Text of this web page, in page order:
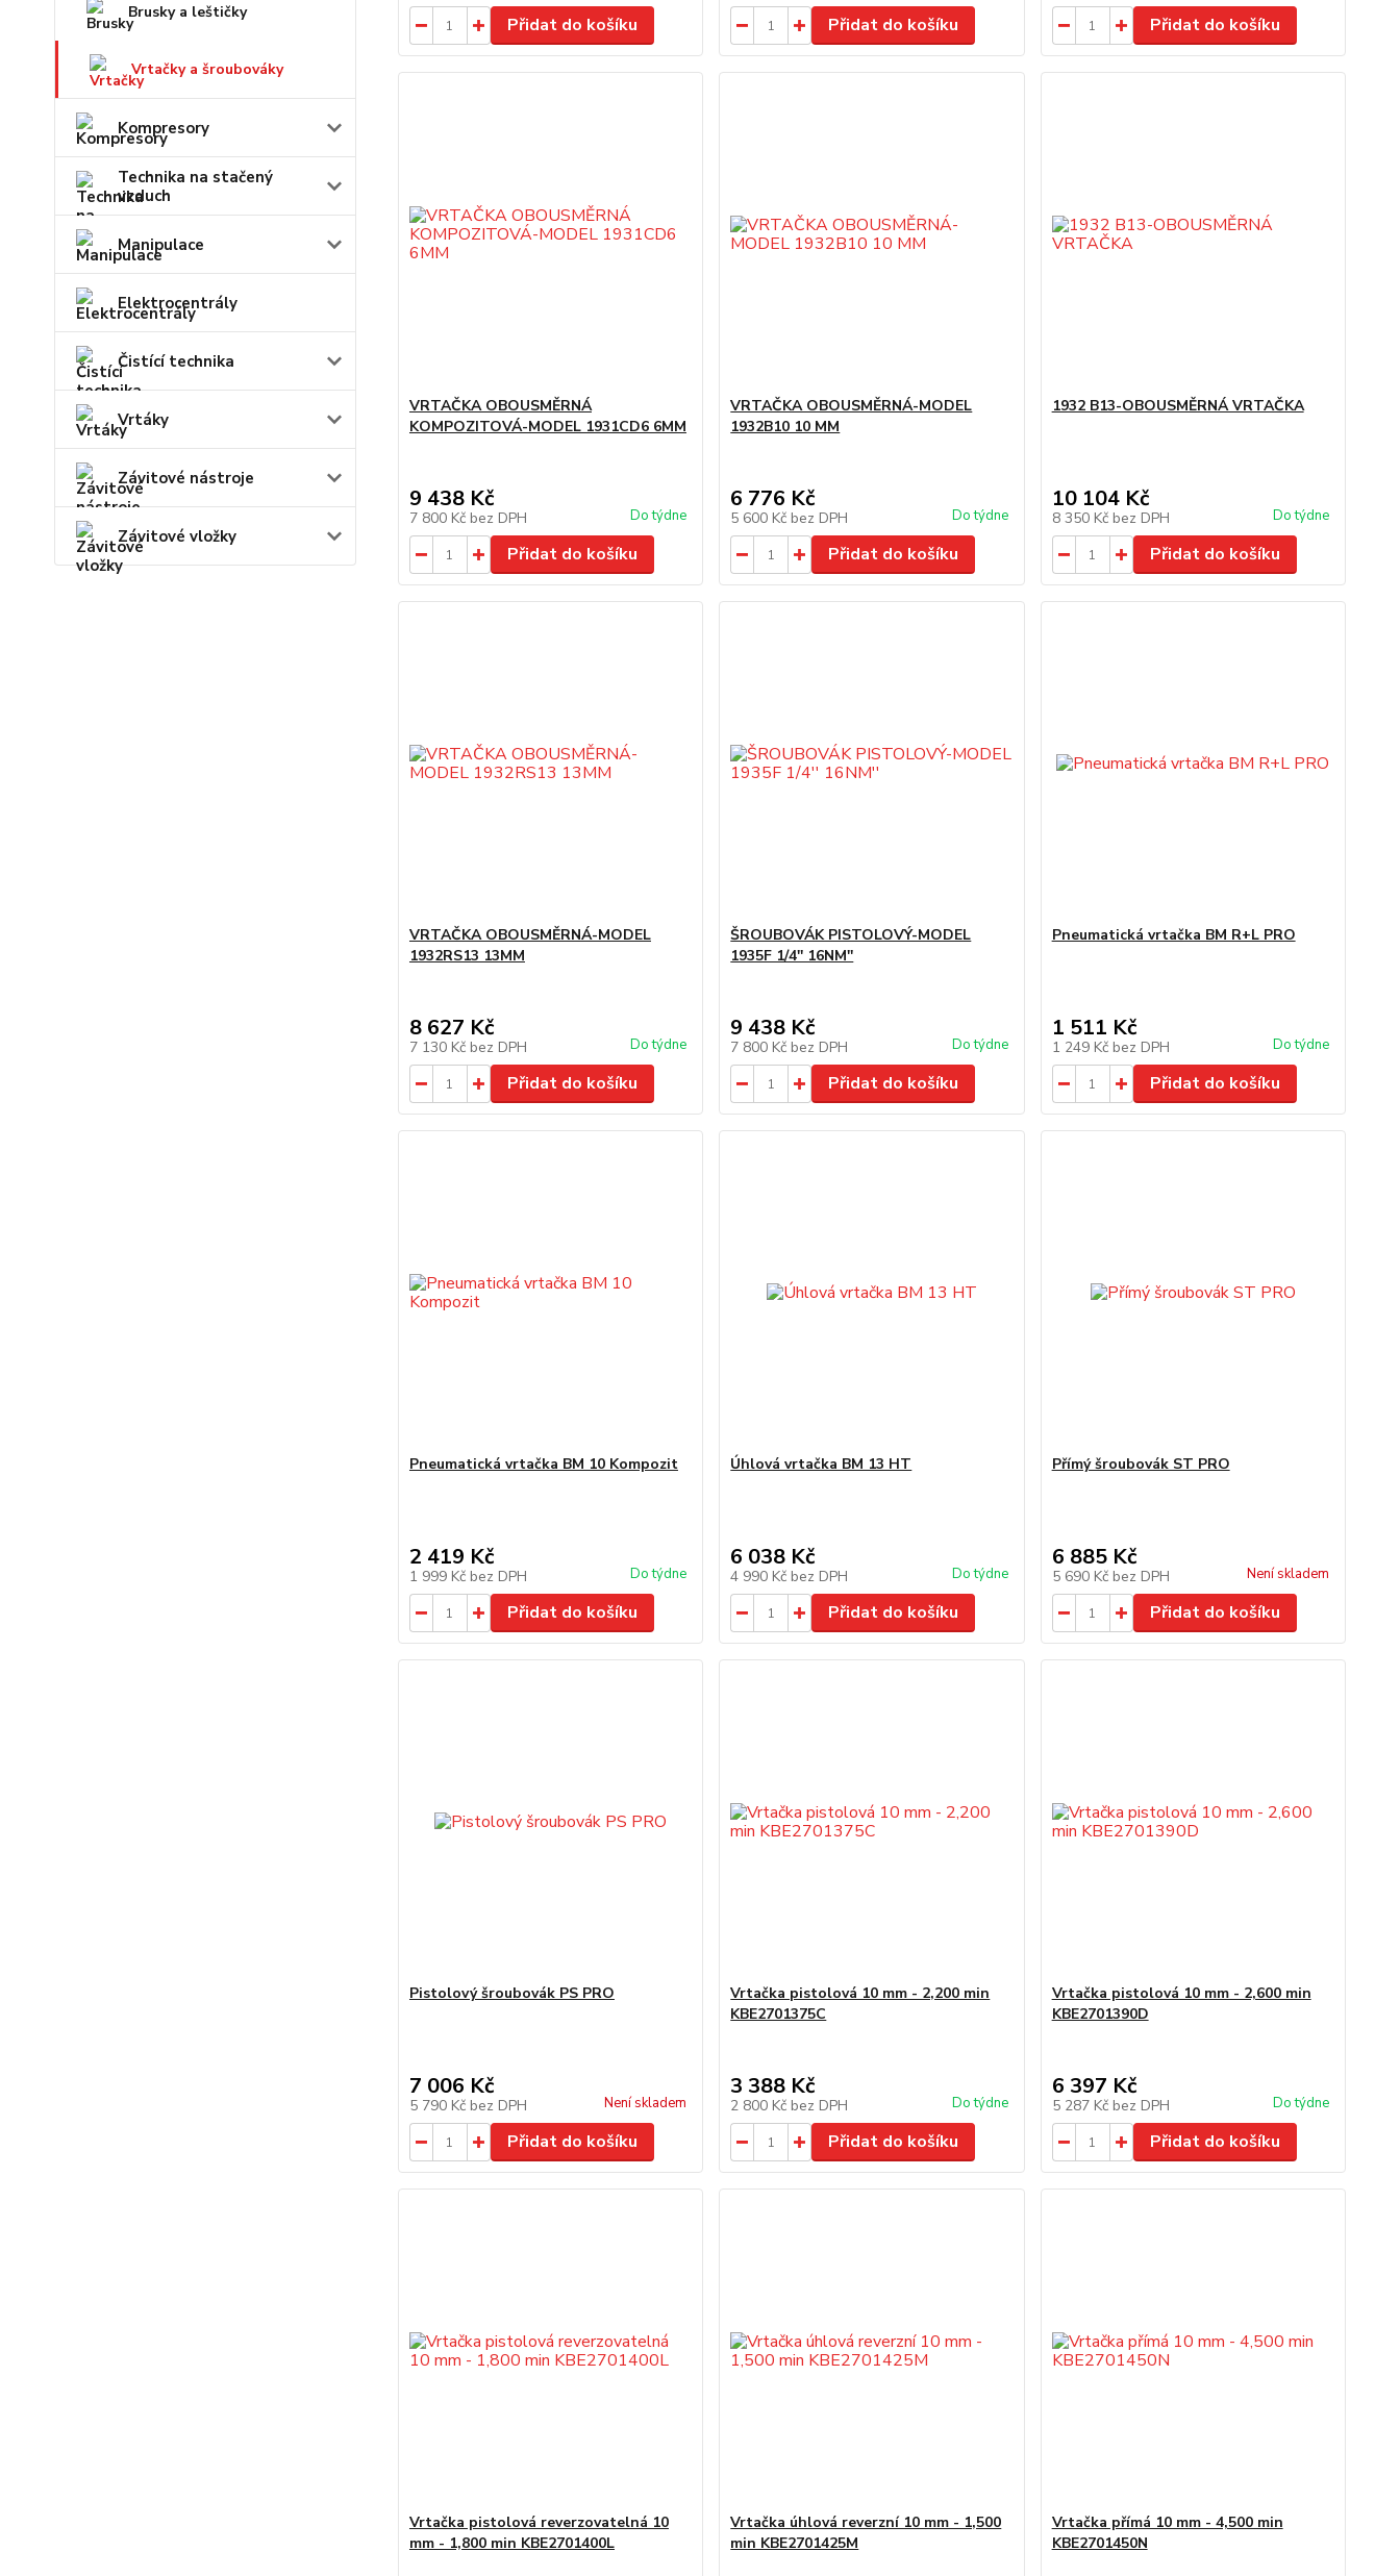
Brusky a leštičky
Vrtačky a šroubováky
Kompresory
Technika na stačený
vzduch
Manipulace
Elektrocentrály
Čistící technika
Vrtáky
Závitové nástroje
Závitové vložky
Přidat do košíku Přidat do košíku Přidat do košíku
VRTAČKA OBOUSMĚRNÁ
KOMPOZITOVÁ-MODEL 1931CD6 6MM
9 438 Kč
7 800 Kč bez DPH Do týdne
Přidat do košíku
VRTAČKA OBOUSMĚRNÁ-MODEL
1932B10 10 MM
6 776 Kč
5 600 Kč bez DPH Do týdne
Přidat do košíku
1932 B13-OBOUSMĚRNÁ VRTAČKA
10 104 Kč
8 350 Kč bez DPH Do týdne
Přidat do košíku
VRTAČKA OBOUSMĚRNÁ-MODEL
1932RS13 13MM
8 627 Kč
7 130 Kč bez DPH Do týdne
Přidat do košíku
ŠROUBOVÁK PISTOLOVÝ-MODEL
1935F 1/4'' 16NM''
9 438 Kč
7 800 Kč bez DPH Do týdne
Přidat do košíku
Pneumatická vrtačka BM R+L PRO
1 511 Kč
1 249 Kč bez DPH Do týdne
Přidat do košíku
Pneumatická vrtačka BM 10 Kompozit
2 419 Kč
1 999 Kč bez DPH Do týdne
Přidat do košíku
Úhlová vrtačka BM 13 HT
6 038 Kč
4 990 Kč bez DPH Do týdne
Přidat do košíku
Přímý šroubovák ST PRO
6 885 Kč
5 690 Kč bez DPH Není skladem
Přidat do košíku
Pistolový šroubovák PS PRO
7 006 Kč
5 790 Kč bez DPH Není skladem
Přidat do košíku
Vrtačka pistolová 10 mm - 2,200 min
KBE2701375C
3 388 Kč
2 800 Kč bez DPH Do týdne
Přidat do košíku
Vrtačka pistolová 10 mm - 2,600 min
KBE2701390D
6 397 Kč
5 287 Kč bez DPH Do týdne
Přidat do košíku
Vrtačka pistolová reverzovatelná 10
mm - 1,800 min KBE2701400L
Vrtačka úhlová reverzní 10 mm - 1,500
min KBE2701425M
Vrtačka přímá 10 mm - 4,500 min
KBE2701450N